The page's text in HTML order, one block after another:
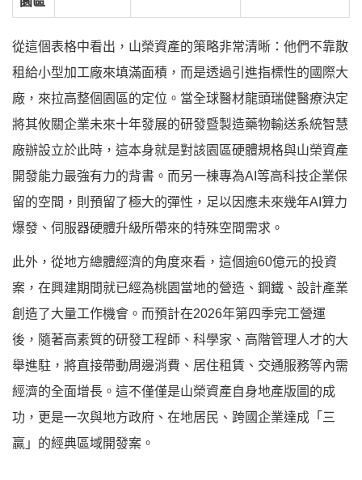
從這個表格中看出，山榮資產的策略非常清晰：他們不靠散
租給小型加工廠來填滿面積，而是透過引進指標性的國際大
廠，來拉高整個園區的定位。當全球醫材龍頭瑞健醫療決定
將其攸關企業未來十年發展的研發暨製造藥物輸送系統智慧
廠辦設立於此時，這本身就是對該園區硬體規格與山榮資產
開發能力最強有力的背書。而另一棟專為AI等高科技企業保
留的空間，則預留了極大的彈性，足以因應未來幾年AI算力
爆發、伺服器硬體升級所帶來的特殊空間需求。
此外，從地方總體經濟的角度來看，這個逾60億元的投資
案，在興建期間就已經為桃園當地的營造、鋼鐵、設計產業
創造了大量工作機會。而預計在2026年第四季完工營運
後，隨著高素質的研發工程師、科學家、高階管理人才的大
舉進駐，將直接帶動周邊消費、居住租賃、交通服務等內需
經濟的全面增長。這不僅僅是山榮資產自身地產版圖的成
功，更是一次與地方政府、在地居民、跨國企業達成「三
贏」的經典區域開發案。